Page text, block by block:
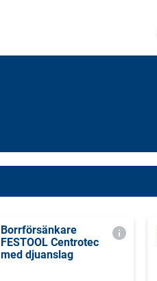
Borrförsänkare
FESTOOL Centrotec
med djuanslag